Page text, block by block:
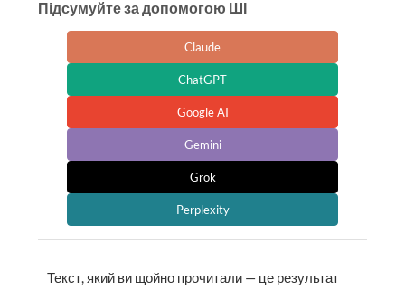
Підсумуйте за допомогою ШІ
Claude
ChatGPT
Google AI
Gemini
Grok
Perplexity
Текст, який ви щойно прочитали — це результат